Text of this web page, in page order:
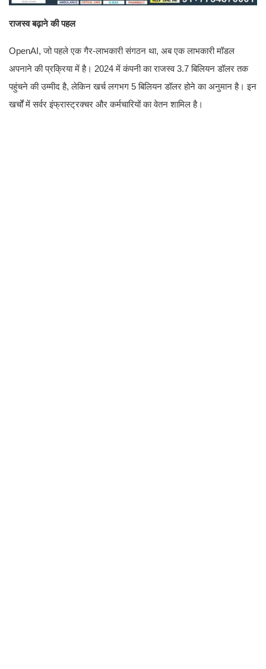
राजस्व बढ़ाने की पहल
OpenAI, जो पहले एक गैर-लाभकारी संगठन था, अब एक लाभकारी मॉडल
अपनाने की प्रक्रिया में है। 2024 में कंपनी का राजस्व 3.7 बिलियन डॉलर तक
पहुंचने की उम्मीद है, लेकिन खर्च लगभग 5 बिलियन डॉलर होने का अनुमान है। इन
खर्चों में सर्वर इंफ्रास्ट्रक्चर और कर्मचारियों का वेतन शामिल है।